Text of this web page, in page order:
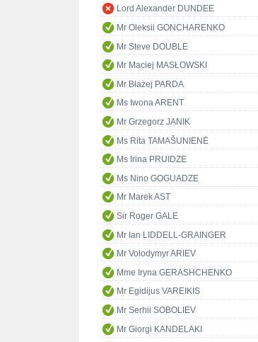
Lord Alexander DUNDEE
Mr Oleksii GONCHARENKO
Mr Steve DOUBLE
Mr Maciej MASŁOWSKI
Mr Błażej PARDA
Ms Iwona ARENT
Mr Grzegorz JANIK
Ms Rita TAMAŠUNIENĖ
Ms Irina PRUIDZE
Ms Nino GOGUADZE
Mr Marek AST
Sir Roger GALE
Mr Ian LIDDELL-GRAINGER
Mr Volodymyr ARIEV
Mme Iryna GERASHCHENKO
Mr Egidijus VAREIKIS
Mr Serhii SOBOLIEV
Mr Giorgi KANDELAKI